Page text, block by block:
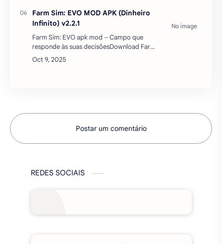
Farm Sim: EVO MOD APK (Dinheiro
Infinito) v2.2.1
Farm Sim: EVO apk mod – Campo que
responde às suas decisõesDownload Farm
Sim: EVO mod apk dinheiro infinito parte
de uma premissa direta. A fazenda cresce
Postar um comentário
REDES SOCIAIS